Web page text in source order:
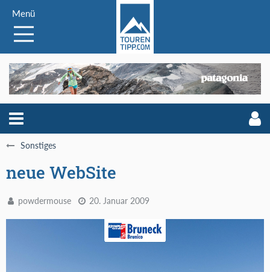
Menü
Sonstiges
neue WebSite
powdermouse 20. Januar 2009